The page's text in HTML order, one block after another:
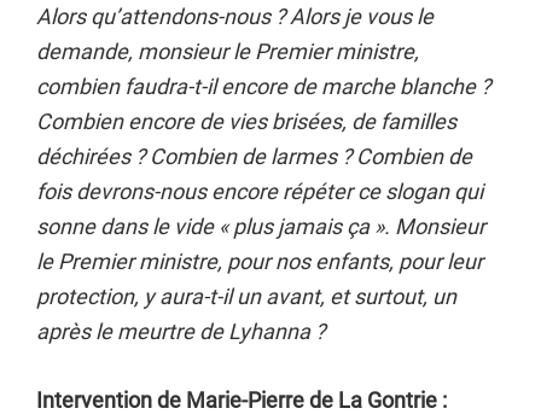
Alors qu’attendons-nous ? Alors je vous le
demande, monsieur le Premier ministre,
combien faudra-t-il encore de marche blanche ?
Combien encore de vies brisées, de familles
déchirées ? Combien de larmes ? Combien de
fois devrons-nous encore répéter ce slogan qui
sonne dans le vide « plus jamais ça ». Monsieur
le Premier ministre, pour nos enfants, pour leur
protection, y aura-t-il un avant, et surtout, un
après le meurtre de Lyhanna ?
Intervention de Marie-Pierre de La Gontrie :